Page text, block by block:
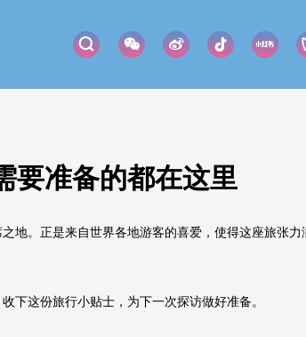
要准备的都在这里
地。正是来自世界各地游客的喜爱，使得这座旅张力
下这份旅行小贴士，为下一次探访做好准备。